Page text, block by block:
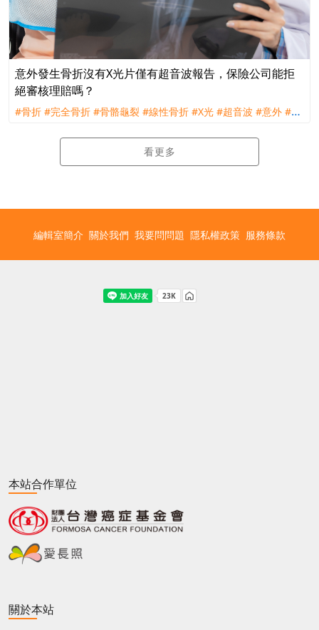
意外發生骨折沒有X光片僅有超音波報告，保險公司能拒
絕審核理賠嗎？
#骨折 #完全骨折 #骨骼龜裂 #線性骨折 #X光 #超音波 #意外 #傷
看更多
編輯室簡介 關於我們 我要問問題 隱私權政策 服務條款
本站合作單位
關於本站